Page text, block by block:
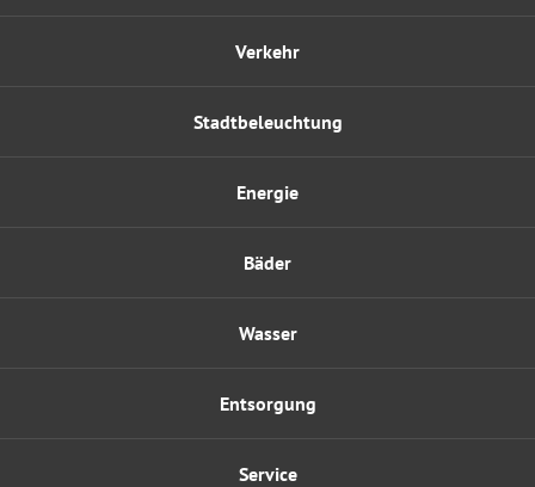
Energie
Wasser
Verkehr
Bäder
Entsorgung
Stadtbeleuchtung
Service